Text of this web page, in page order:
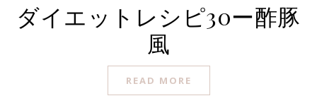
ダイエットレシピ30ー酢豚
風
READ MORE